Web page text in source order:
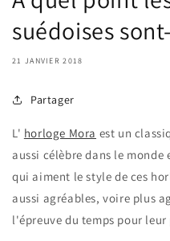
suédoises
21 JANVIER 2018
Partager
L' horloge Mora est un
aussi célèbre dans le
qui aiment le style de ces
aussi agréables, voire plus
l'épreuve du temps pour